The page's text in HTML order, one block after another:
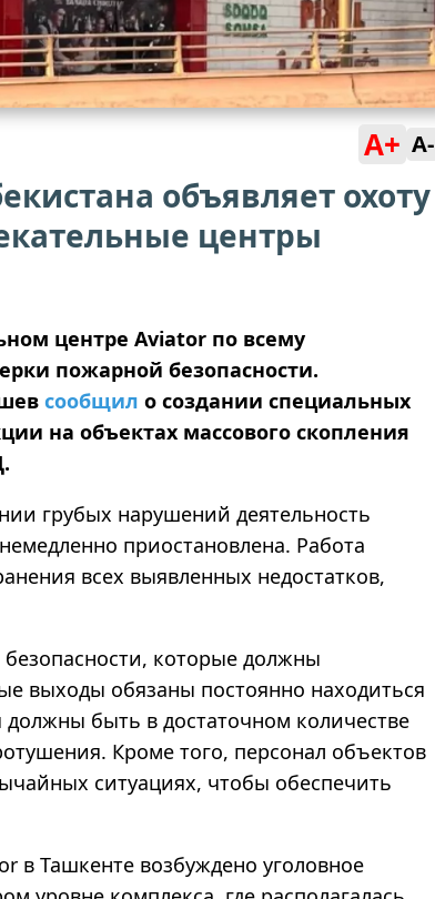
A+ A-
объявляет охоту
центры
центре Aviator по всему
пожарной безопасности.
сообщил о создании специальных
на объектах массового скопления
грубых нарушений деятельность
приостановлена. Работа
всех выявленных недостатков,
которые должны
выходы обязаны постоянно находиться
быть в достаточном количестве
Кроме того, персонал объектов
ситуациях, чтобы обеспечить
в Ташкенте возбуждено уголовное